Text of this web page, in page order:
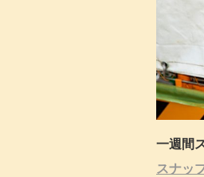
一週間
スナッ